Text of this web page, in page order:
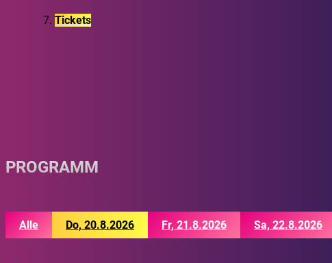
Tickets
PROGRAMM
Alle Do, 20.8.2026 Fr, 21.8.2026 Sa, 22.8.2026